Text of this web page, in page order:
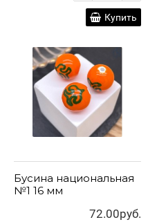
Купить
Бусина национальная
№1 16 мм
72.00руб.